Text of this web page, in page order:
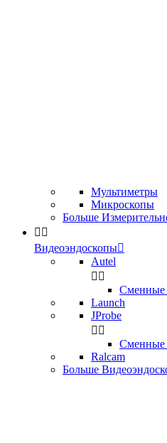
Мультиметры
Микроскопы
Больше
 
Видеоэндоскопы
Autel
 
Сменные
Launch
JProbe
 
Сменные
Ralcam
Больше